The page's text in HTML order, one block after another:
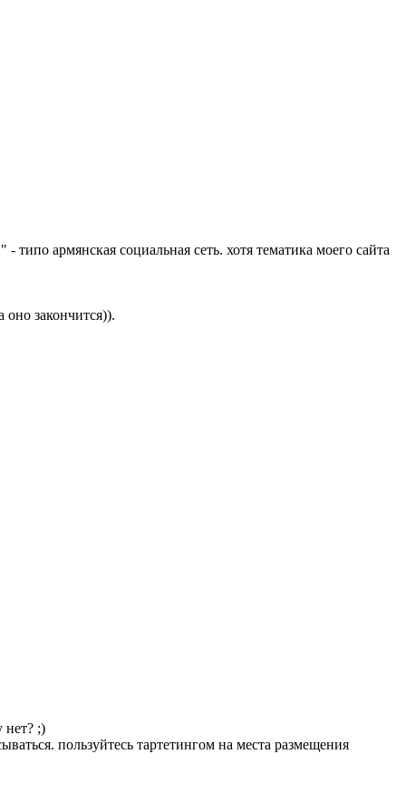
армянская социальная сеть. хотя тематика моего сайта
закончится)).
нет? ;)
пользуйтесь тартетингом на места размещения